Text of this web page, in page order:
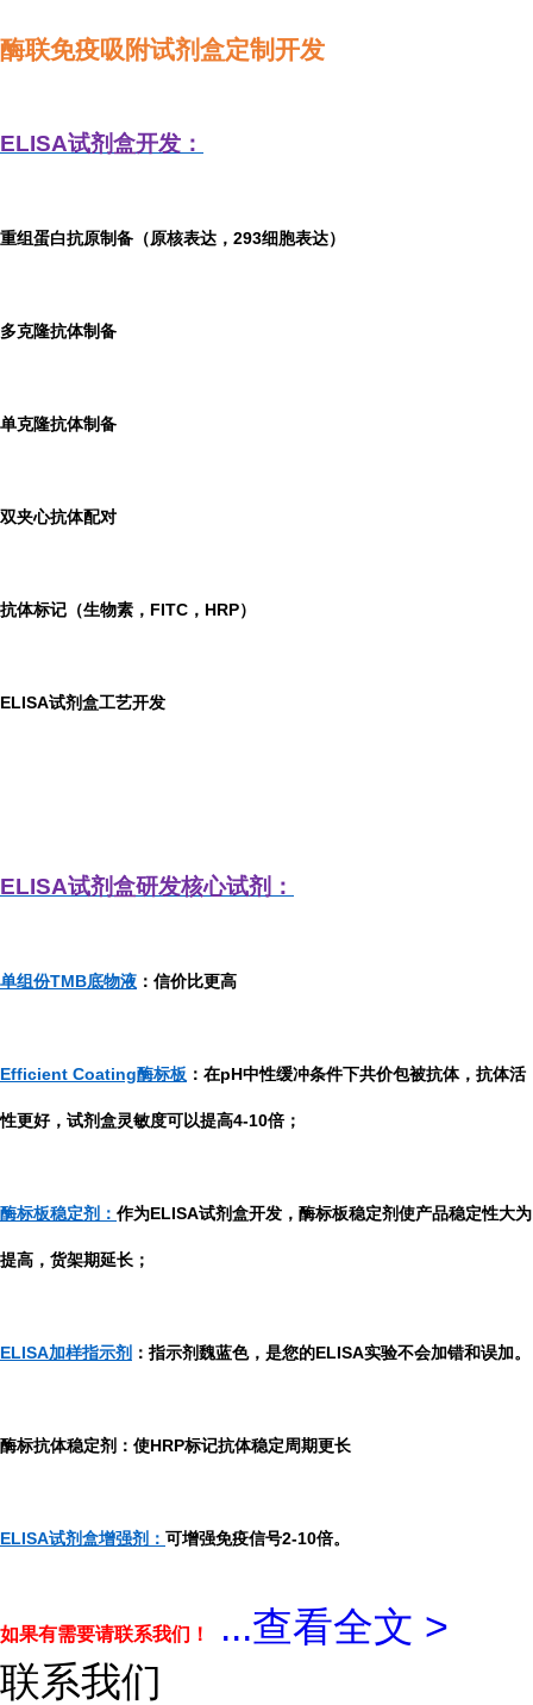
酶联免疫吸附试剂盒定制开发
ELISA试剂盒开发：
重组蛋白抗原制备（原核表达，293细胞表达）
多克隆抗体制备
单克隆抗体制备
双夹心抗体配对
抗体标记（生物素，FITC，HRP）
ELISA试剂盒工艺开发
ELISA试剂盒研发核心试剂：
单组份TMB底物液 ：信价比更高
Efficient Coating酶标板 ：在pH中性缓冲条件下共价包被抗体，抗体活
性更好，试剂盒灵敏度可以提高4-10倍；
酶标板稳定剂： 作为ELISA试剂盒开发，酶标板稳定剂使产品稳定性大为
提高，货架期延长；
ELISA加样指示剂 ：指示剂魏蓝色，是您的ELISA实验不会加错和误加。
酶标抗体稳定剂：使HRP标记抗体稳定周期更长
ELISA试剂盒增强剂： 可增强免疫信号2-10倍。
如果有需要请联系我们！ ...查看全文 >
联系我们